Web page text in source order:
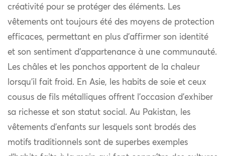
créativité pour se protéger des éléments. Les
vêtements ont toujours été des moyens de protection
efficaces, permettant en plus d’affirmer son identité
et son sentiment d’appartenance à une communauté.
Les châles et les ponchos apportent de la chaleur
lorsqu’il fait froid. En Asie, les habits de soie et ceux
cousus de fils métalliques offrent l’occasion d’exhiber
sa richesse et son statut social. Au Pakistan, les
vêtements d’enfants sur lesquels sont brodés des
motifs traditionnels sont de superbes exemples